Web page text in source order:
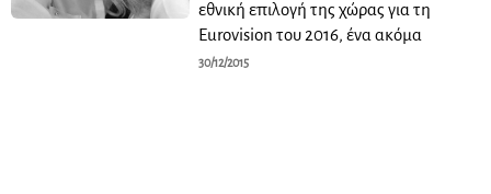
εθνική επιλογή της χώρας για τη
Eurovision του 2016, ένα ακόμα
30/12/2015